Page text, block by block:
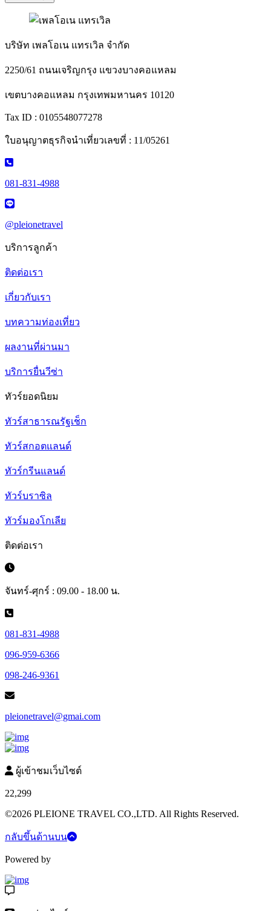
บริษัท เพลโอเน แทรเวิล จำกัด
2250/61 ถนนเจริญกรุง แขวงบางคอแหลม
เขตบางคอแหลม กรุงเทพมหานคร 10120
Tax ID : 0105548077278
ใบอนุญาตธุรกิจนำเที่ยวเลขที่ : 11/05261
081-831-4988
@pleionetravel
บริการลูกค้า
ติดต่อเรา
เกี่ยวกับเรา
บทความท่องเที่ยว
ผลงานที่ผ่านมา
บริการยื่นวีซ่า
ทัวร์ยอดนิยม
ทัวร์สาธารณรัฐเช็ก
ทัวร์สกอตแลนด์
ทัวร์กรีนแลนด์
ทัวร์บราซิล
ทัวร์มองโกเลีย
ติดต่อเรา
จันทร์-ศุกร์ : 09.00 - 18.00 น.
081-831-4988
096-959-6366
098-246-9361
pleionetravel@gmai.com
ผู้เข้าชมเว็บไซต์
22,299
©2026 PLEIONE TRAVEL CO.,LTD. All Rights Reserved.
กลับขึ้นด้านบน
Powered by